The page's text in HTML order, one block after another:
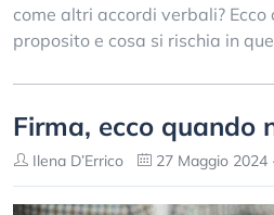
come altri accordi verbali?
proposito e cosa si rischia in
Firma, ecco quando
Ilena D’Errico 27 Maggio 2024